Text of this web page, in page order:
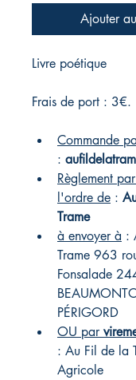
Ajouter
Livre poétique
Frais de port : 3€.
Commande
:
Règlement par
l'ordre de :
Trame
à envoyer à :
Trame 963
Fonsalade
PÉRIGORD
OU par
: Au Fil de la
Agricole